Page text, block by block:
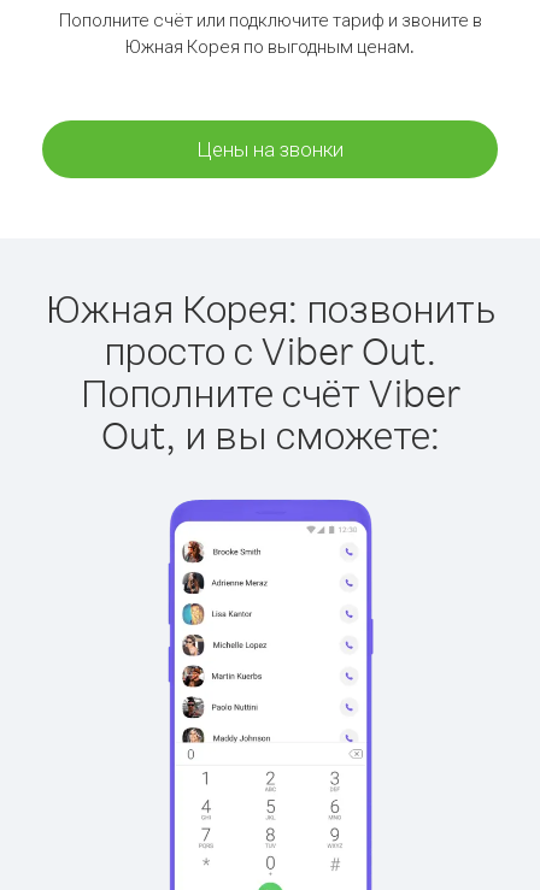
Пополните счёт или подключите тариф и звоните в
Южная Корея по выгодным ценам.
Цены на звонки
Южная Корея: позвонить
просто с Viber Out.
Пополните счёт Viber
Out, и вы сможете: